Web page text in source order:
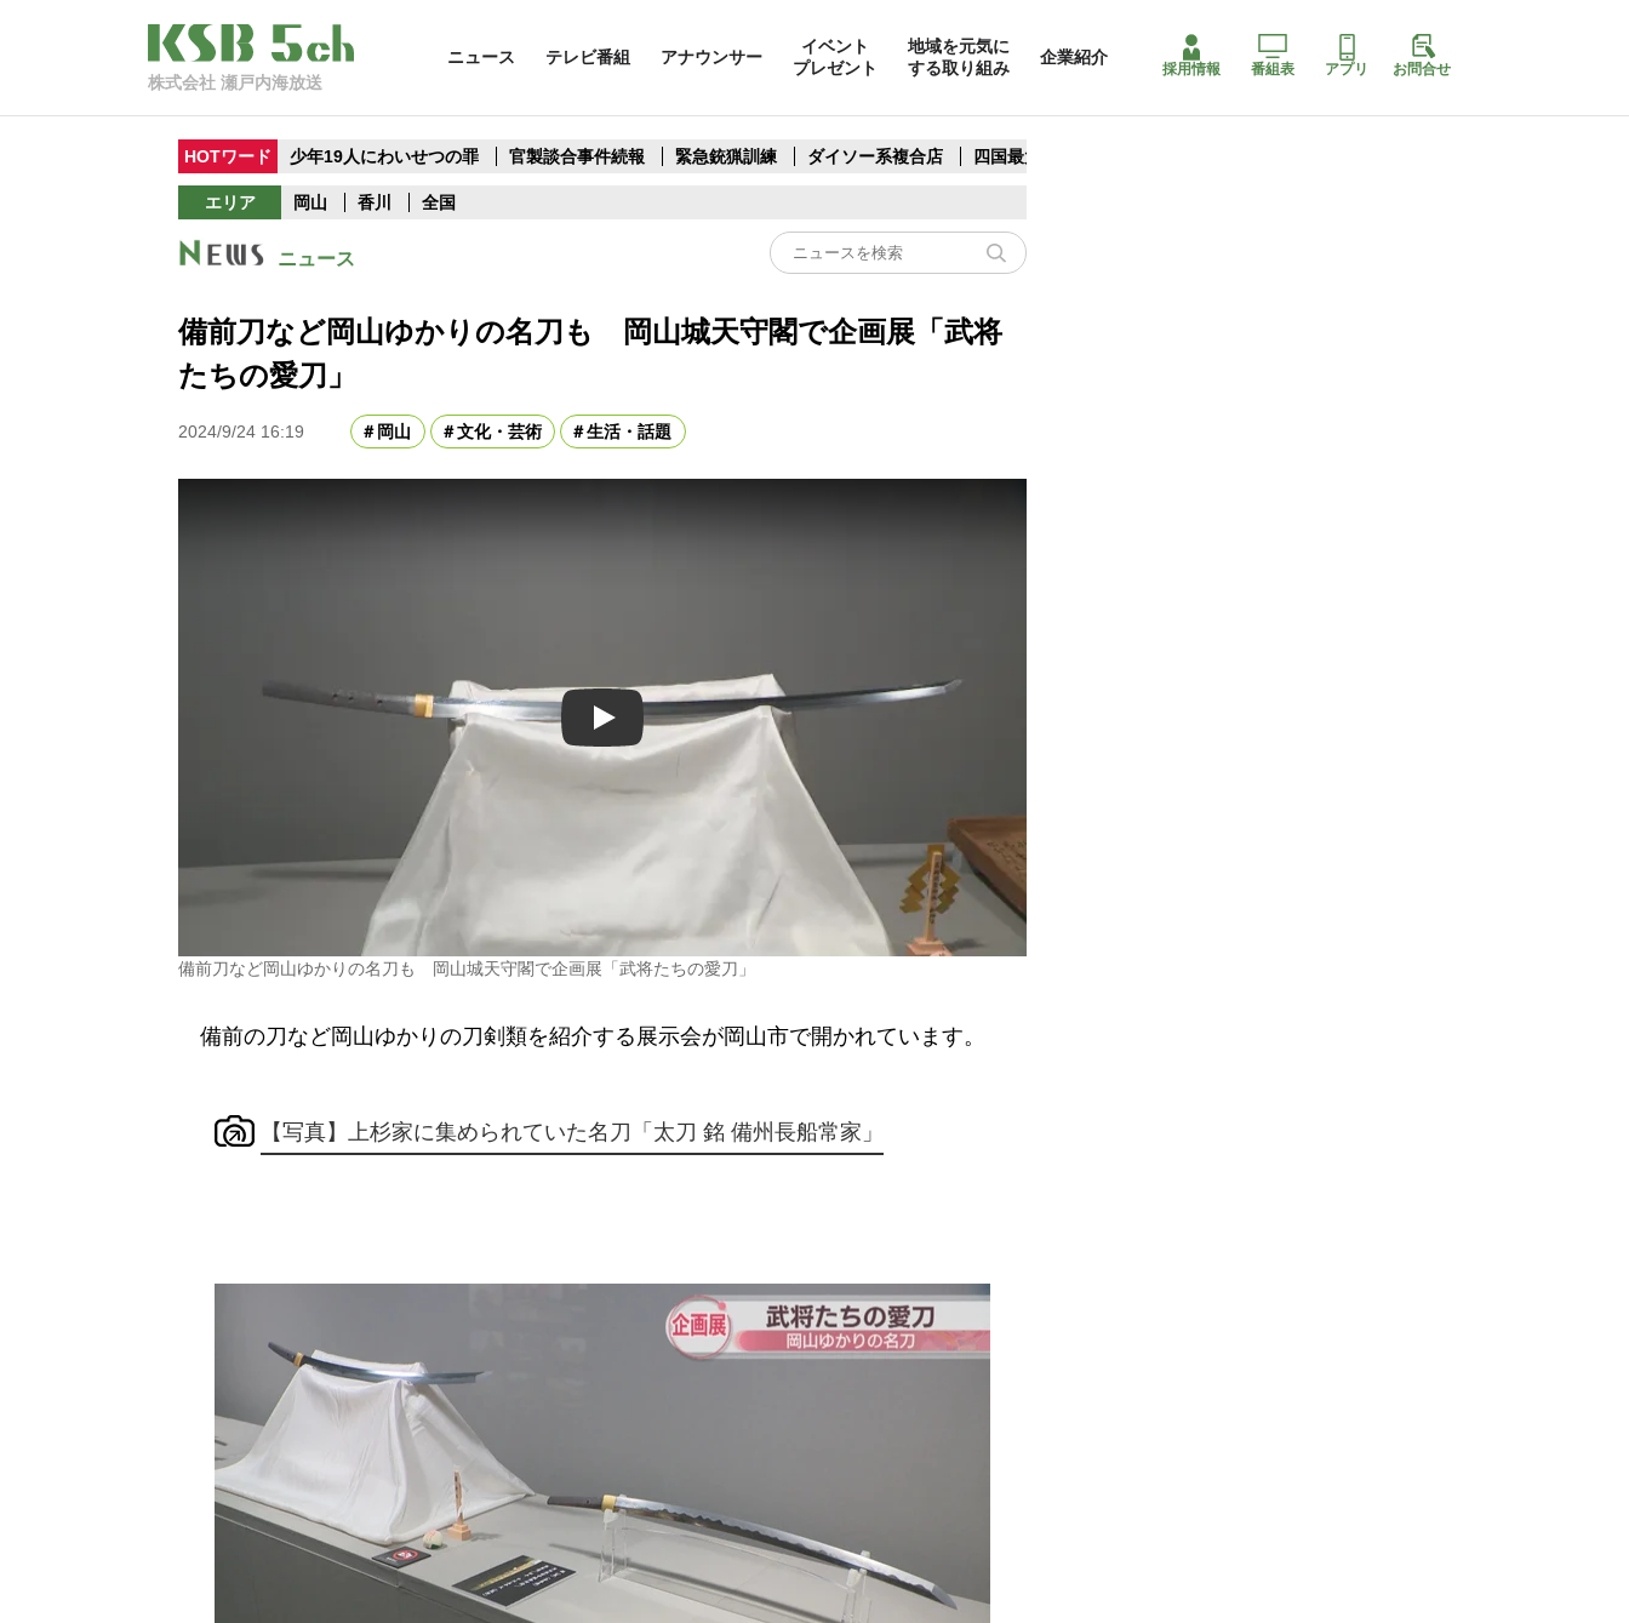
株式会社 瀬戸内海放送
ニュース テレビ番組 アナウンサー
イベント
プレゼント
地域を元気に
する取り組み
企業紹介
採用情報 番組表 アプリ お問合せ
HOTワード 少年19人にわいせつの罪 官製談合事件続報 緊急銃猟訓練 ダイソー系複合店 四国最大スリコ
エリア 岡山 香川 全国
ニュース
備前刀など岡山ゆかりの名刀も 岡山城天守閣で企画展「武将
たちの愛刀」
2024/9/24 16:19 岡山 文化・芸術 生活・話題
Play
備前刀など岡山ゆかりの名刀も 岡山城天守閣で企画展「武将たちの愛刀」
備前の刀など岡山ゆかりの刀剣類を紹介する展示会が岡山市で開かれています。
【写真】上杉家に集められていた名刀「太刀 銘 備州長船常家」